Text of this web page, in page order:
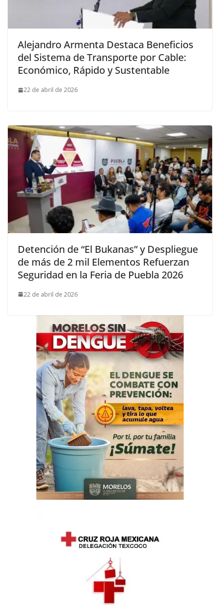
Alejandro Armenta Destaca Beneficios
del Sistema de Transporte por Cable:
Económico, Rápido y Sustentable
22 de abril de 2026
Detención de “El Bukanas” y Despliegue
de más de 2 mil Elementos Refuerzan
Seguridad en la Feria de Puebla 2026
22 de abril de 2026